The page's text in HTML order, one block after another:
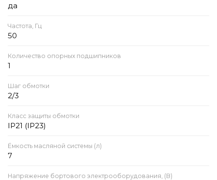
да
Частота, Гц
50
Количество опорных подшипников
1
Шаг обмотки
2/3
Класс защиты обмотки
IP21 (IP23)
Ёмкость масляной системы (л)
7
Напряжение бортового электрооборудования, (В)